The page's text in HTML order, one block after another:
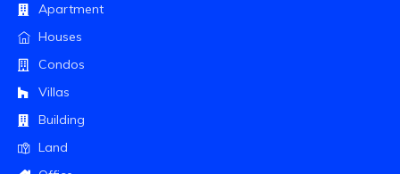
Apartment
Houses
Condos
Villas
Building
Land